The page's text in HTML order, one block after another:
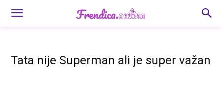
Tata nije Superman ali je super važan